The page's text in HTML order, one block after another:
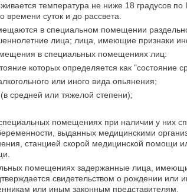
температура не ниже 18 градусов
суток и до рассвета.
в специальном помещении
лица; лица, имеющие признаки
в специальных помещениях лиц:
которых определяется как "состояние
или иного вида опьянения;
средней или тяжелой степени);
помещениях при наличии у них
выданных медицинскими
станцией скорой медицинской помощи
помещениях задержанные лица,
свидетельством о рождении
или иным законным представителям.